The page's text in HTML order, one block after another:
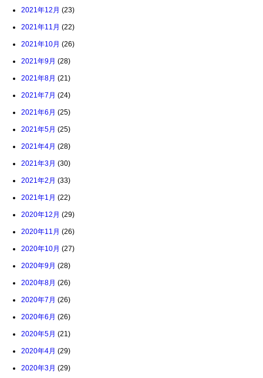
2021年12月 (23)
2021年11月 (22)
2021年10月 (26)
2021年9月 (28)
2021年8月 (21)
2021年7月 (24)
2021年6月 (25)
2021年5月 (25)
2021年4月 (28)
2021年3月 (30)
2021年2月 (33)
2021年1月 (22)
2020年12月 (29)
2020年11月 (26)
2020年10月 (27)
2020年9月 (28)
2020年8月 (26)
2020年7月 (26)
2020年6月 (26)
2020年5月 (21)
2020年4月 (29)
2020年3月 (29)